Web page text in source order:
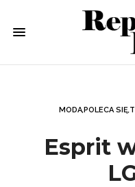
MODA,POLECA SIĘ,
Esprit